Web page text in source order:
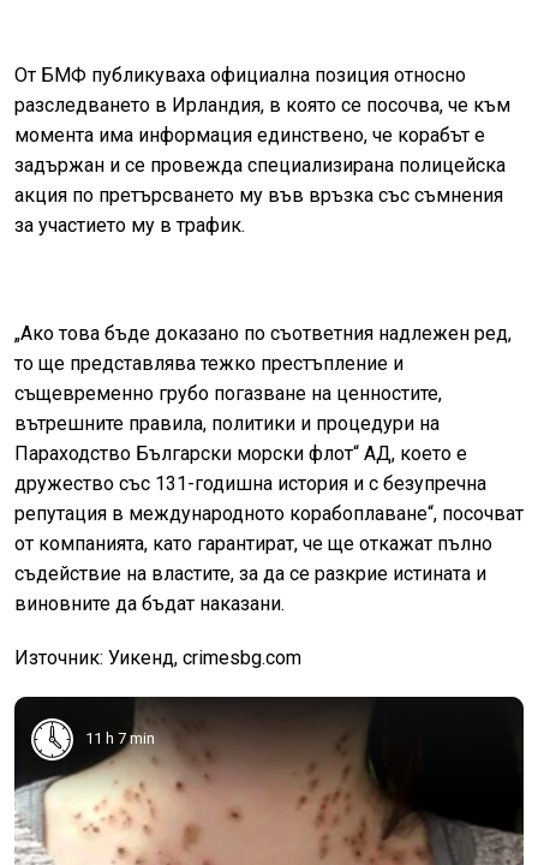
От БМФ публикуваха официална позиция относно
разследването в Ирландия, в която се посочва, че към
момента има информация единствено, че корабът е
задържан и се провежда специализирана полицейска
акция по претърсването му във връзка със съмнения
за участието му в трафик.
„Ако това бъде доказано по съответния надлежен ред,
то ще представлява тежко престъпление и
същевременно грубо погазване на ценностите,
вътрешните правила, политики и процедури на
Параходство Български морски флот“ АД, което е
дружество със 131-годишна история и с безупречна
репутация в международното корабоплаване“, посочват
от компанията, като гарантират, че ще откажат пълно
съдействие на властите, за да се разкрие истината и
виновните да бъдат наказани.
Източник: Уикенд, crimesbg.com
11 h 7 min